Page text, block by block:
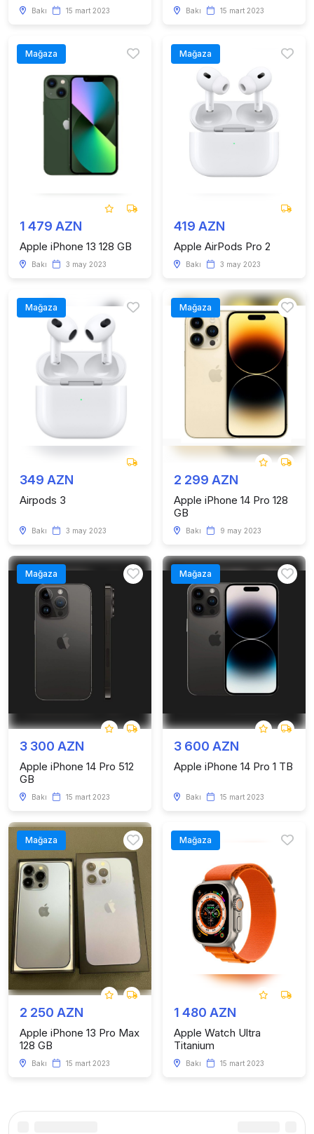
Bakı 15 mart 2023 Bakı 15 mart 2023
Mağaza
1 479 AZN
Apple iPhone 13 128 GB
Bakı 3 may 2023
Mağaza
419 AZN
Apple AirPods Pro 2
Bakı 3 may 2023
Mağaza
349 AZN
Airpods 3
Bakı 3 may 2023
Mağaza
2 299 AZN
Apple iPhone 14 Pro 128
GB
Bakı 9 may 2023
Mağaza
3 300 AZN
Apple iPhone 14 Pro 512
GB
Bakı 15 mart 2023
Mağaza
3 600 AZN
Apple iPhone 14 Pro 1 TB
Bakı 15 mart 2023
Mağaza
2 250 AZN
Apple iPhone 13 Pro Max
128 GB
Bakı 15 mart 2023
Mağaza
1 480 AZN
Apple Watch Ultra
Titanium
Bakı 15 mart 2023